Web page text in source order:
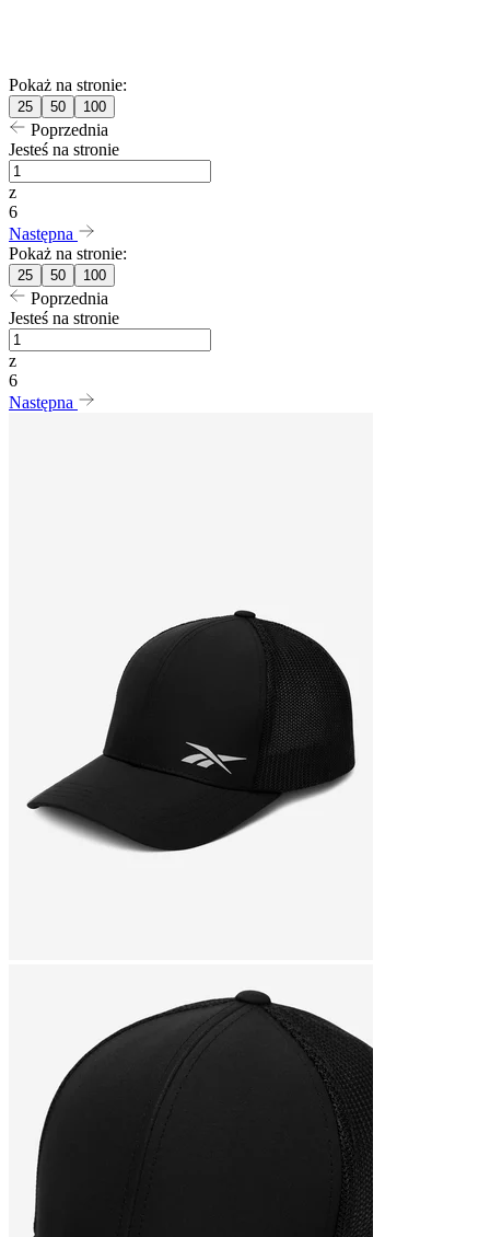
Pokaż na stronie:
25 50 100
Poprzednia
Jesteś na stronie
z
6
Następna
Pokaż na stronie:
25 50 100
Poprzednia
Jesteś na stronie
z
6
Następna